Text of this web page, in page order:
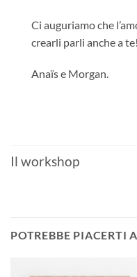
Ci auguriamo che
crearli parli anche a te!
Anaïs e Morgan.
Il workshop
POTREBBE PIACERTI